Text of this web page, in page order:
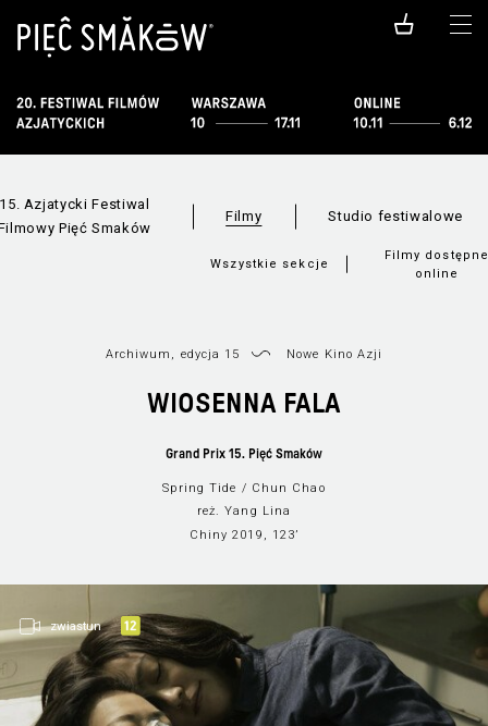
15. Azjatycki Festiwal
Pięć Smaków
Filmy
Wszystkie sekcje
Filmy
online
Studio festiwalowe
Archiwum, edycja 15 Nowe Kino Azji
WIOSENNA FALA
Grand Prix 15. Pięć Smaków
Spring Tide / Chun Chao
reż. Yang Lina
Chiny 2019, 123’
zwiastun